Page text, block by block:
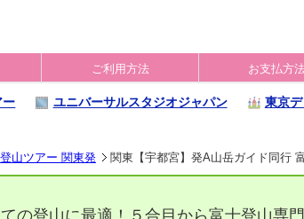
ご利用方法 お支払方
ー ユニバーサルスタジオジャパン 東京
山ツアー 関東発 関東【宇都宮】発A山岳ガイド同行
の登山に最適！５合目から富士登山専